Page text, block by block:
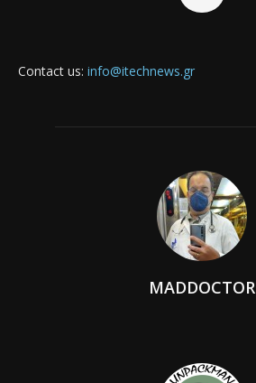
Contact us: info@itechnews.gr
MADDOCTOR